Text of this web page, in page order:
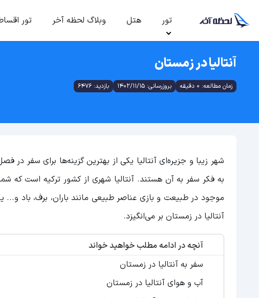
تور هتل وبلاگ لحظه آخر تور
آنتالیا در زمستان
زمان مطالعه: 0 دقیقه بروزرسانی: 1402/11/15 بازدید: 6476
شهر زیبا و جزیره‌ای آنتالیا یکی از بهترین گزینه‌ها برای سفر
به فکر سفر به آن هستند. آنتالیا شهری از کشور ترکیه است که
موجود در طبیعت و بازی عناصر طبیعی مانند باران، برف، باد و...
آنتالیا در زمستان بر می‌انگیزد.
آنچه در ادامه مطلب خواهید خواند
سفر به آنتالیا در زمستان
آب و هوای آنتالیا در زمستان